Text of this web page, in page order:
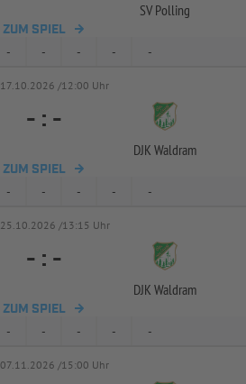
SV Polling
ZUM SPIEL
- - - - -
17.10.2026 /12:00 Uhr
- : -
DJK Waldram
ZUM SPIEL
- - - - -
25.10.2026 /13:15 Uhr
- : -
DJK Waldram
ZUM SPIEL
- - - - -
07.11.2026 /15:00 Uhr